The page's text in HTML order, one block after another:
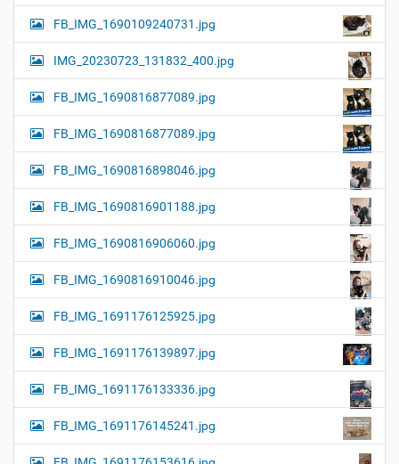
FB_IMG_1690109240731.jpg
IMG_20230723_131832_400.jpg
FB_IMG_1690816877089.jpg
FB_IMG_1690816877089.jpg
FB_IMG_1690816898046.jpg
FB_IMG_1690816901188.jpg
FB_IMG_1690816906060.jpg
FB_IMG_1690816910046.jpg
FB_IMG_1691176125925.jpg
FB_IMG_1691176139897.jpg
FB_IMG_1691176133336.jpg
FB_IMG_1691176145241.jpg